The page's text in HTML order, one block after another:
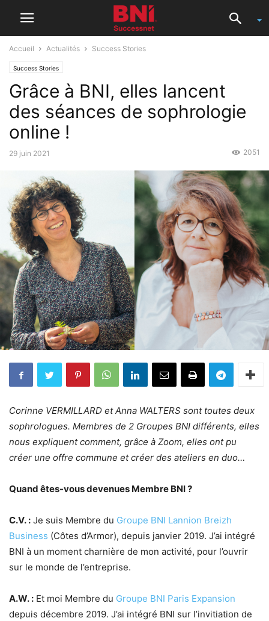
Accueil Actualités Success Stories
Success Stories
Grâce à BNI, elles lancent
des séances de sophrologie
online !
29 juin 2021 2051
Corinne VERMILLARD et Anna WALTERS sont toutes deux
sophrologues. Membres de 2 Groupes BNI différents, elles
nous expliquent comment, grâce à Zoom, elles ont pu
créer une offre commune et créer des ateliers en duo…
Quand êtes-vous devenues Membre BNI ?
C.V. : Je suis Membre du Groupe BNI Lannion Breizh
Business (Côtes d’Armor), depuis janvier 2019. J’ai intégré
BNI à un moment charnière de mon activité, pour l’ouvrir
sur le monde de l’entreprise.
A.W. : Et moi Membre du Groupe BNI Paris Expansion
depuis décembre 2019. J’ai intégré BNI sur l’invitiation de